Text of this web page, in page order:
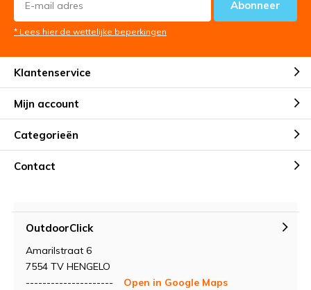
Abonneer
* Lees hier de wettelijke beperkingen
Klantenservice
Mijn account
Categorieën
Contact
OutdoorClick
Amarilstraat 6
7554 TV HENGELO
---------------------
Open in Google Maps